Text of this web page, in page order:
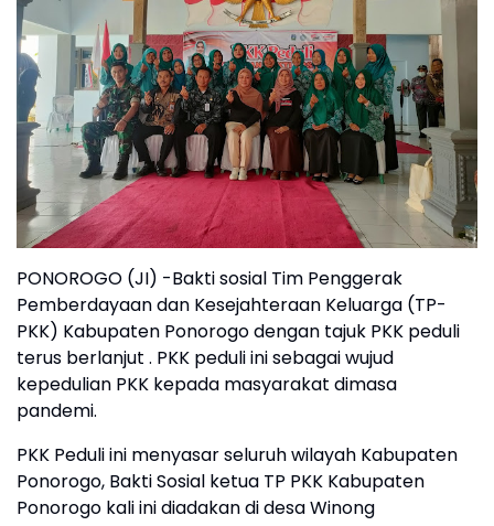
PONOROGO (JI) -Bakti sosial Tim Penggerak
Pemberdayaan dan Kesejahteraan Keluarga (TP-
PKK) Kabupaten Ponorogo dengan tajuk PKK peduli
terus berlanjut . PKK peduli ini sebagai wujud
kepedulian PKK kepada masyarakat dimasa
pandemi.
PKK Peduli ini menyasar seluruh wilayah Kabupaten
Ponorogo, Bakti Sosial ketua TP PKK Kabupaten
Ponorogo kali ini diadakan di desa Winong